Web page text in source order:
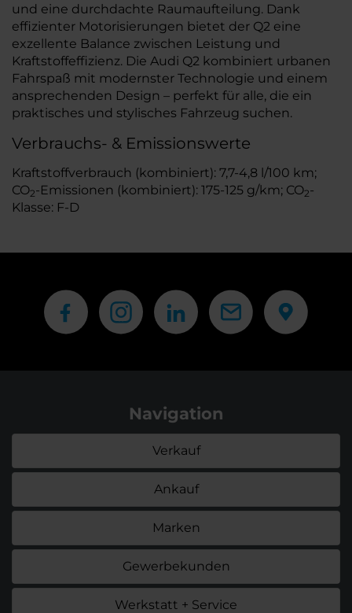
und eine durchdachte Raumaufteilung. Dank
effizienter Motorisierungen bietet der Q2 eine
exzellente Balance zwischen Leistung und
Kraftstoffeffizienz. Die Audi Q2 kombiniert urbanen
Fahrspaß mit modernster Technologie und einem
ansprechenden Design – perfekt für alle, die ein
praktisches und stylisches Fahrzeug suchen.
Verbrauchs- & Emissionswerte
Kraftstoffverbrauch (kombiniert): 7,7-4,8 l/100 km;
CO2-Emissionen (kombiniert): 175-125 g/km; CO2-
Klasse: F-D
Navigation
Verkauf
Ankauf
Marken
Gewerbekunden
Werkstatt + Service